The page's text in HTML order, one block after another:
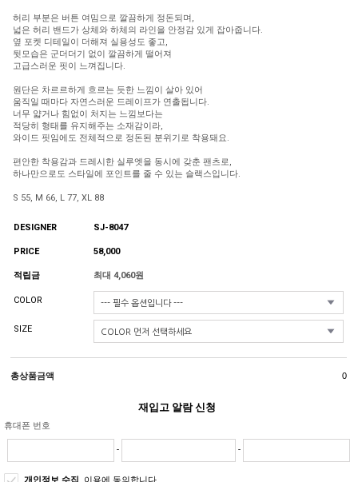
허리 부분은 버튼 여밈으로 깔끔하게 정돈되며,
넓은 허리 밴드가 상체와 하체의 라인을 안정감 있게 잡아줍니다.
옆 포켓 디테일이 더해져 실용성도 좋고,
뒷모습은 군더더기 없이 깔끔하게 떨어져
고급스러운 핏이 느껴집니다.
원단은 차르르하게 흐르는 듯한 느낌이 살아 있어
움직일 때마다 자연스러운 드레이프가 연출됩니다.
너무 얇거나 힘없이 처지는 느낌보다는
적당히 형태를 유지해주는 소재감이라,
와이드 핏임에도 전체적으로 정돈된 분위기로 착용돼요.
편안한 착용감과 드레시한 실루엣을 동시에 갖춘 팬츠로,
하나만으로도 스타일에 포인트를 줄 수 있는 슬랙스입니다.
S 55, M 66, L 77, XL 88
DESIGNER SJ-8047
PRICE 58,000
적립금 최대 4,060원
COLOR
SIZE
총상품금액 0
재입고 알람 신청
휴대폰 번호
- -
개인정보 수집, 이용에 동의합니다.